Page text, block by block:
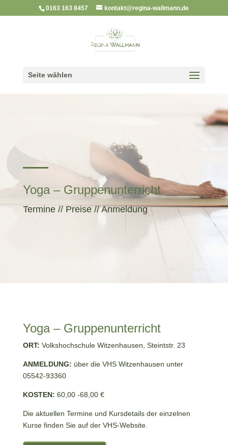
0163 163 8457 kontakt@regina-wallmann.de
Seite wählen
Yoga – Gruppenunterricht
Termine // Preise // Anmeldung
Yoga – Gruppenunterricht
ORT: Volkshochschule Witzenhausen, Steintstr. 23
ANMELDUNG: über die VHS Witzenhausen unter
05542-93360
KOSTEN: 60,00 -68,00 €
Die aktuellen Termine und Kursdetails der einzelnen
Kurse finden Sie auf der VHS-Website.